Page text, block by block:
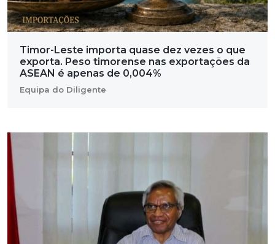
Timor-Leste importa quase dez vezes o que
exporta. Peso timorense nas exportações da
ASEAN é apenas de 0,004%
Equipa do Diligente